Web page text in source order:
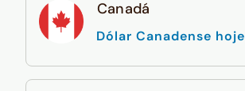
Canadá
Dólar Canadense hoje